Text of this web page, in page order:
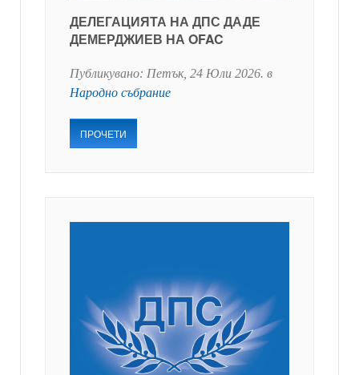
ДЕЛЕГАЦИЯТА НА ДПС ДАДЕ
ДЕМЕРДЖИЕВ НА OFAC
Публикувано: Петък, 24 Юли 2026. в
Народно събрание
ПРОЧЕТИ